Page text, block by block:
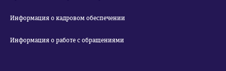
Информация о кадровом обеспечении
Информация о работе с обращениями